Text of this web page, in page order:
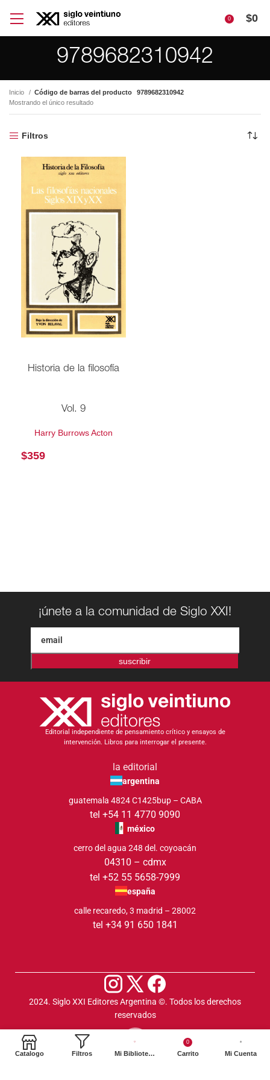
0 $0
9789682310942
Inicio Código de barras del producto
9789682310942
Mostrando el único resultado
Filtros
Historia de la filosofía
Vol. 9
Harry Burrows Acton
$359
¡únete a la comunidad de Siglo XXI!
suscribir
Editorial independiente de pensamiento crítico y ensayos de
intervención. Libros para interrogar el presente.
la editorial
argentina
guatemala 4824 C1425bup – CABA
tel +54 11 4770 9090
méxico
cerro del agua 248 del. coyoacán
04310 – cdmx
tel +52 55 5658-7999
españa
calle recaredo, 3 madrid – 28002
tel +34 91 650 1841
2024. Siglo XXI Editores Argentina ©️. Todos los derechos
reservados
Catalogo Filtros Mi Biblioteca
0
Carrito Mi Cuenta